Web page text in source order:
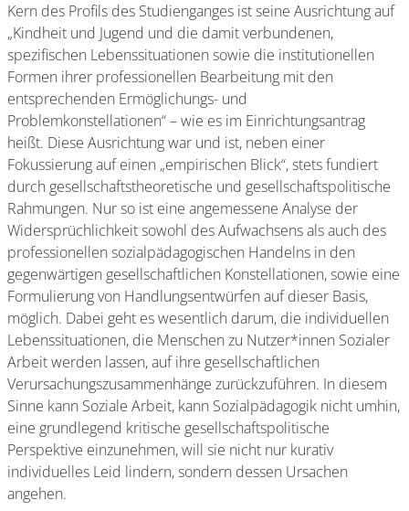
Kern des Profils des Studienganges ist seine Ausrichtung auf
„Kindheit und Jugend und die damit verbundenen,
spezifischen Lebenssituationen sowie die institutionellen
Formen ihrer professionellen Bearbeitung mit den
entsprechenden Ermöglichungs- und
Problemkonstellationen“ – wie es im Einrichtungsantrag
heißt. Diese Ausrichtung war und ist, neben einer
Fokussierung auf einen „empirischen Blick“, stets fundiert
durch gesellschaftstheoretische und gesellschaftspolitische
Rahmungen. Nur so ist eine angemessene Analyse der
Widersprüchlichkeit sowohl des Aufwachsens als auch des
professionellen sozialpädagogischen Handelns in den
gegenwärtigen gesellschaftlichen Konstellationen, sowie eine
Formulierung von Handlungsentwürfen auf dieser Basis,
möglich. Dabei geht es wesentlich darum, die individuellen
Lebenssituationen, die Menschen zu Nutzer*innen Sozialer
Arbeit werden lassen, auf ihre gesellschaftlichen
Verursachungszusammenhänge zurückzuführen. In diesem
Sinne kann Soziale Arbeit, kann Sozialpädagogik nicht umhin,
eine grundlegend kritische gesellschaftspolitische
Perspektive einzunehmen, will sie nicht nur kurativ
individuelles Leid lindern, sondern dessen Ursachen
angehen.